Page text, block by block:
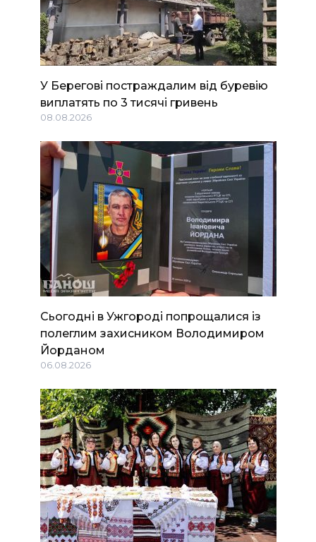
У Берегові постраждалим від буревію
виплатять по 3 тисячі гривень
08.08.2026
Сьогодні в Ужгороді попрощалися із
полеглим захисником Володимиром
Йорданом
06.08.2026